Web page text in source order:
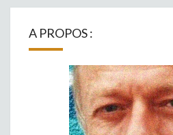
A PROPOS :